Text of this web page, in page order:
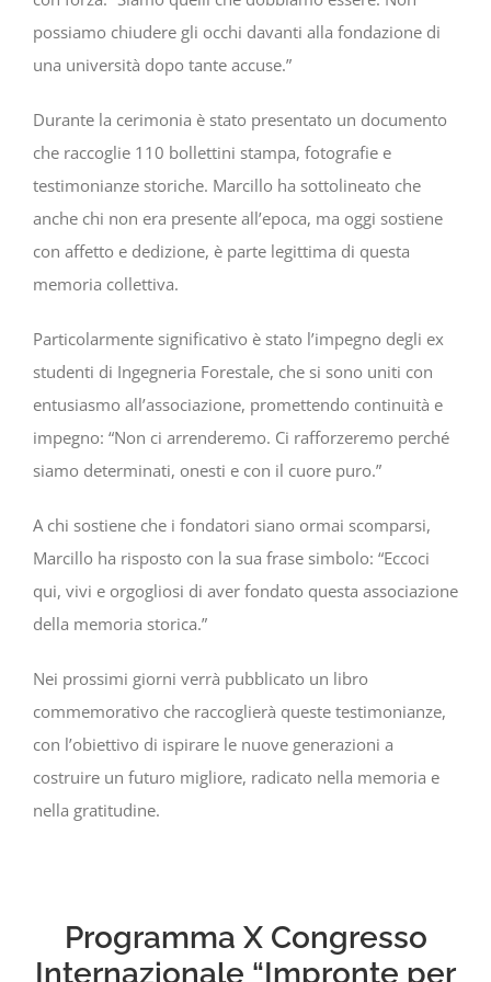
possiamo chiudere gli occhi davanti alla fondazione di
una università dopo tante accuse.”
Durante la cerimonia è stato presentato un documento
che raccoglie 110 bollettini stampa, fotografie e
testimonianze storiche. Marcillo ha sottolineato che
anche chi non era presente all’epoca, ma oggi sostiene
con affetto e dedizione, è parte legittima di questa
memoria collettiva.
Particolarmente significativo è stato l’impegno degli ex
studenti di Ingegneria Forestale, che si sono uniti con
entusiasmo all’associazione, promettendo continuità e
impegno: “Non ci arrenderemo. Ci rafforzeremo perché
siamo determinati, onesti e con il cuore puro.”
A chi sostiene che i fondatori siano ormai scomparsi,
Marcillo ha risposto con la sua frase simbolo: “Eccoci
qui, vivi e orgogliosi di aver fondato questa associazione
della memoria storica.”
Nei prossimi giorni verrà pubblicato un libro
commemorativo che raccoglierà queste testimonianze,
con l’obiettivo di ispirare le nuove generazioni a
costruire un futuro migliore, radicato nella memoria e
nella gratitudine.
Programma X Congresso
Internazionale “Impronte per